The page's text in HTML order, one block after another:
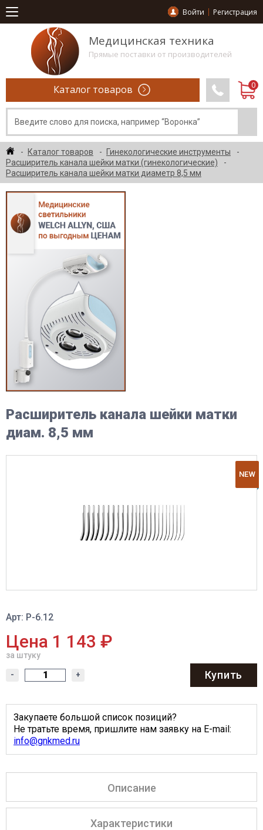
Войти Регистрация
Медицинская техника
Прямые поставки от производителей
Каталог товаров
Каталог товаров
Гинекологические инструменты
Расширитель канала шейки матки (гинекологические)
Расширитель канала шейки матки диаметр 8,5 мм
Расширитель канала шейки матки
диам. 8,5 мм
NEW
Арт: Р-6.12
Цена 1 143 ₽
за штуку
- + Купить
Закупаете большой список позиций?
Не тратьте время, пришлите нам заявку на E-mail:
info@gnkmed.ru
Описание
Характеристики